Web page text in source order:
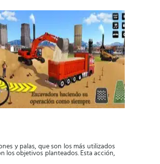
y palas, que son los más utilizados
los objetivos planteados. Esta acción,